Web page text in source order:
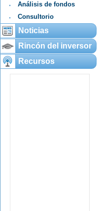
Análisis de fondos
Consultorio
Noticias
Rincón del inversor
Recursos